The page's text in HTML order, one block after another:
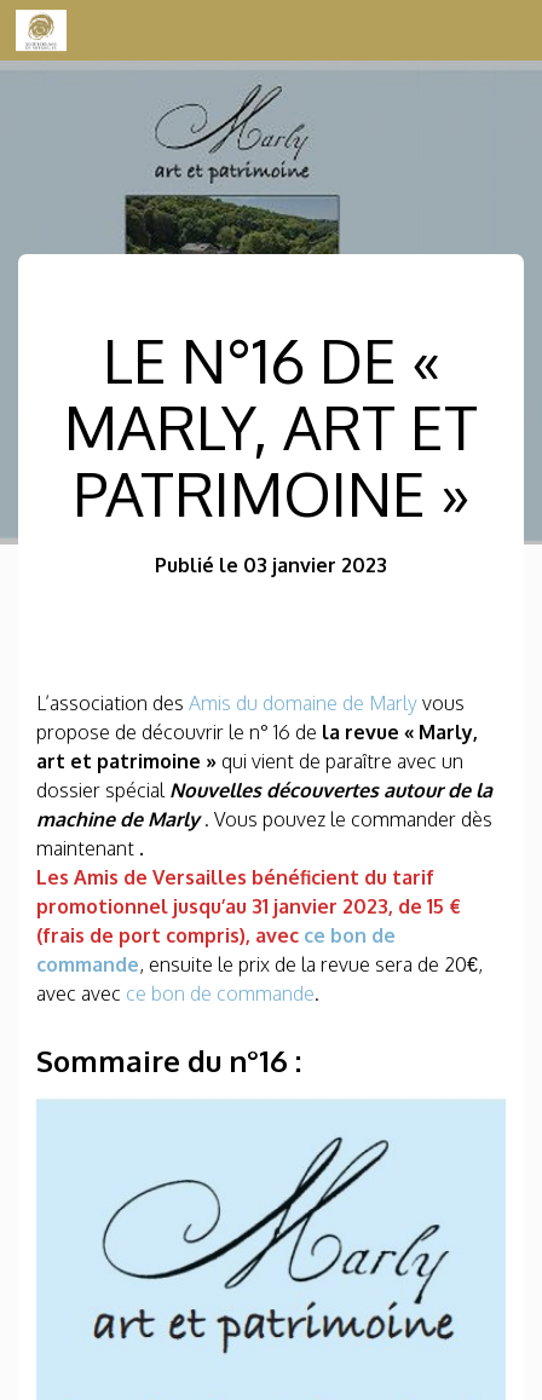
Skip to content
LE N°16 DE «
MARLY, ART ET
PATRIMOINE »
Publié le 03 janvier 2023
L’association des Amis du domaine de Marly vous
propose de découvrir le n° 16 de la revue « Marly,
art et patrimoine » qui vient de paraître avec un
dossier spécial Nouvelles découvertes autour de la
machine de Marly. Vous pouvez le commander dès
maintenant .
Les Amis de Versailles bénéficient du tarif
promotionnel jusqu’au 31 janvier 2023, de 15 €
(frais de port compris), avec ce bon de
commande, ensuite le prix de la revue sera de 20€,
avec avec ce bon de commande.
Sommaire du n°16 :